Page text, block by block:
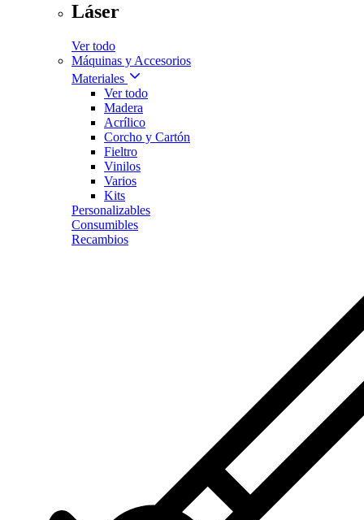
Láser
Ver todo
Máquinas y Accesorios
Materiales
Ver todo
Madera
Acrílico
Corcho y Cartón
Fieltro
Vinilos
Varios
Kits
Personalizables
Consumibles
Recambios